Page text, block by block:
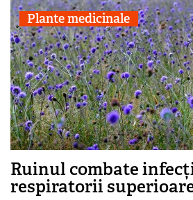
Plante medicinale
Ruinul combate
respiratorii